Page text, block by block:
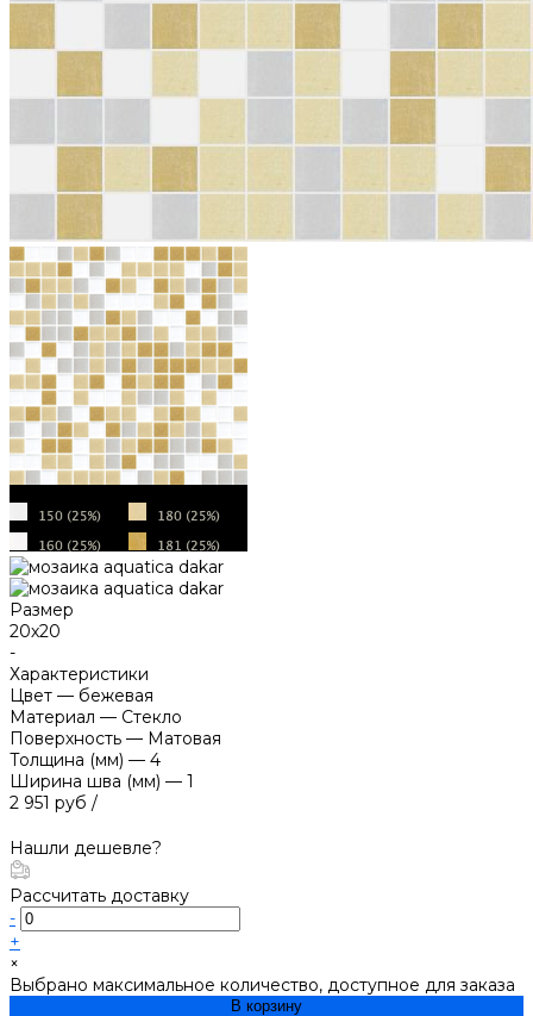
Размер
20х20
-
Характеристики
Цвет — бежевая
Материал — Стекло
Поверхность — Матовая
Толщина (мм) — 4
Ширина шва (мм) — 1
2 951 руб /
Нашли дешевле?
Рассчитать доставку
-
+
×
Выбрано максимальное количество, доступное для заказа
В корзину